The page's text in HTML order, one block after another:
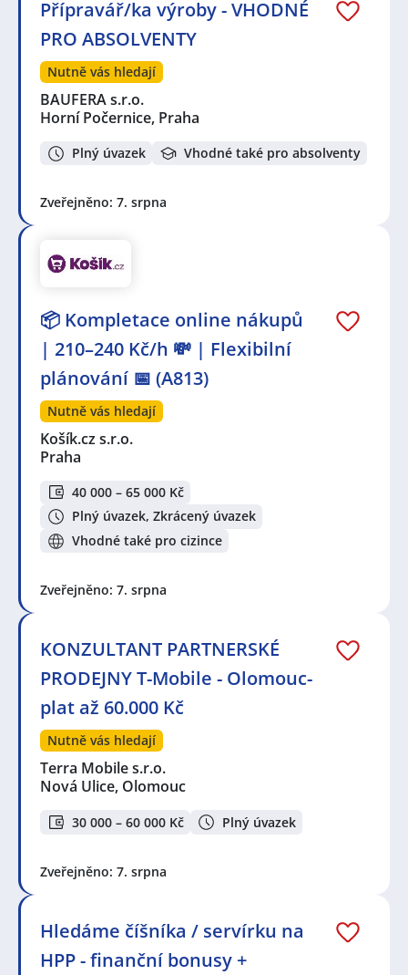
Přípravář/ka výroby - VHODNÉ
PRO ABSOLVENTY
Nutně vás hledají
BAUFERA s.r.o.
Horní Počernice, Praha
Plný úvazek Vhodné také pro absolventy
Zveřejněno: 7. srpna
📦 Kompletace online nákupů
| 210–240 Kč/h 💸 | Flexibilní
plánování 📅 (A813)
Nutně vás hledají
Košík.cz s.r.o.
Praha
40 000 – 65 000 Kč
Plný úvazek, Zkrácený úvazek
Vhodné také pro cizince
Zveřejněno: 7. srpna
KONZULTANT PARTNERSKÉ
PRODEJNY T-Mobile - Olomouc-
plat až 60.000 Kč
Nutně vás hledají
Terra Mobile s.r.o.
Nová Ulice, Olomouc
30 000 – 60 000 Kč Plný úvazek
Zveřejněno: 7. srpna
Hledáme číšníka / servírku na
HPP - finanční bonusy +